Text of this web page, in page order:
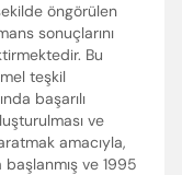
öngörülen
sonuçlarını
Bu
teşkil
başarılı
ve
amacıyla,
başlanmış ve 1995